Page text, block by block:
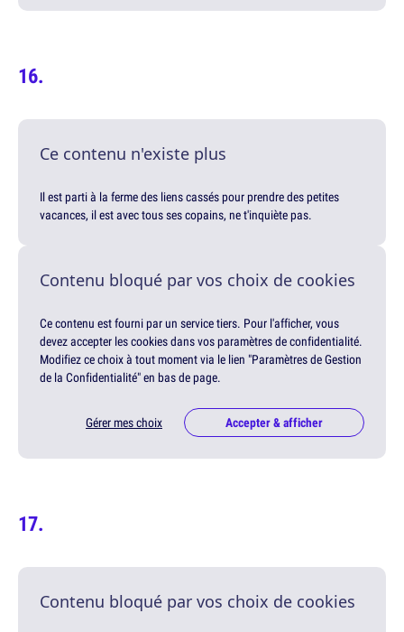
Ce contenu n'existe plus
Il est parti à la ferme des liens cassés pour prendre des petites
vacances, il est avec tous ses copains, ne t'inquiète pas.
Contenu bloqué par vos choix de cookies
Ce contenu est fourni par un service tiers. Pour l'afficher, vous
devez accepter les cookies dans vos paramètres de confidentialité.
Modifiez ce choix à tout moment via le lien "Paramètres de Gestion
de la Confidentialité" en bas de page.
Gérer mes choix Accepter & afficher
Contenu bloqué par vos choix de cookies